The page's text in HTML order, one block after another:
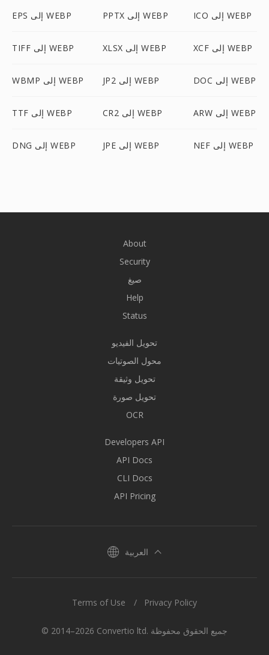
EPS إلى WEBP PPTX إلى WEBP ICO إلى WEBP
TIFF إلى WEBP XLSX إلى WEBP XCF إلى WEBP
WBMP إلى WEBP JP2 إلى WEBP DOC إلى WEBP
TTF إلى WEBP CR2 إلى WEBP ARW إلى WEBP
DNG إلى WEBP JPE إلى WEBP NEF إلى WEBP
About
Security
صيغ
Help
Status
تحويل الفيديو
محول الصوتيات
تحويل وثيقة
تحويل صورة
OCR
Developers API
API Docs
CLI Docs
API Pricing
العربية
© 2014–2026 Convertio ltd. جميع الحقوق محفوظة
Terms of Use Privacy Policy